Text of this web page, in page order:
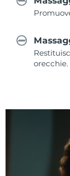
orecchie.